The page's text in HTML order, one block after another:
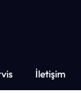
İletişim